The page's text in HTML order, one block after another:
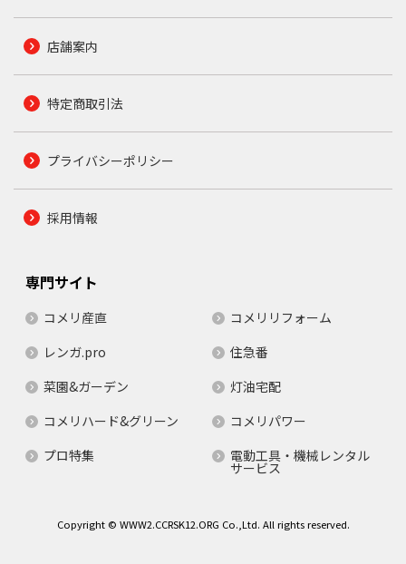
店舗案内
特定商取引法
プライバシーポリシー
採用情報
専門サイト
コメリ産直
コメリリフォーム
レンガ.pro
住急番
菜園&ガーデン
灯油宅配
コメリハード&グリーン
コメリパワー
プロ特集
電動工具・機械レンタル
サービス
Copyright © WWW2.CCRSK12.ORG Co.,Ltd. All rights reserved.